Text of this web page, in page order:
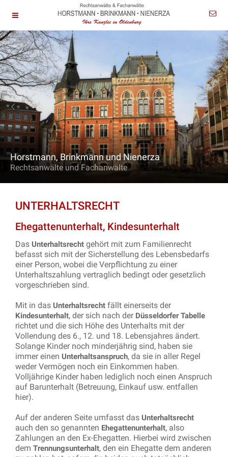
Horstmann, Brinkmann und Nienerza
Rechtsanwälte und Fachanwälte
UNTERHALTSRECHT
Ehegattenunterhalt, Kindesunterhalt
Das Unterhaltsrecht gehört mit zum Familienrecht
befasst sich mit der Sicherstellung des Lebensbedarfs
einer Person, wobei die Verpflichtung zu einer
Unterhaltszahlung vertraglich bedingt oder gesetzlich
vorgeschrieben sind.
Mit in das Unterhaltsrecht fällt einerseits der
Kindesunterhalt, der sich nach der Düsseldorfer Tabelle
richtet und die sich Höhe des Unterhalts mit der
Vollendung des 6., 12. und 18. Lebensjahres ändert.
Solange Kinder noch minderjährig sind, haben sie
immer einen Unterhaltsanspruch, da sie in aller Regel
weder Vermögen noch ein Einkommen haben.
Volljährige Kinder haben lediglich noch einen Anspruch
auf Barunterhalt (Betreuung, Einkauf usw. entfallen
hier).
Auf der anderen Seite umfasst das Unterhaltsrecht
auch den so genannten Ehegattenunterhalt, also
Zahlungen an den Ex-Ehegatten. Hierbei wird zwischen
dem Trennungsunterhalt, den ein Ehegatte dem anderen